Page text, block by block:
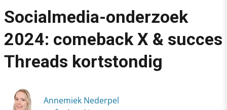
›
Social
›
Socialmedia-onderzoek 2024: comeback X & succes Threads
Socialmedia-onderzoek
2024: comeback X & succes
Threads kortstondig
Annemiek Nederpel